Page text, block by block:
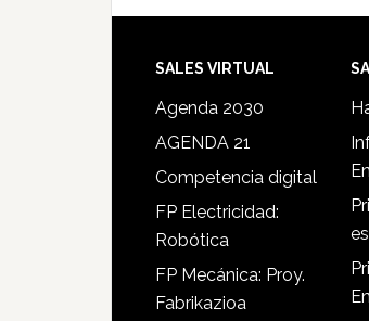
SALES VIRTUAL
Agenda 2030
AGENDA 21
Competencia digital
FP Electricidad:
Robótica
FP Mecánica: Proy.
Fabrikazioa